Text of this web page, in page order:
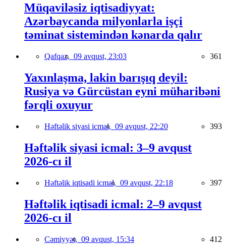
Müqaviləsiz iqtisadiyyat:
Azərbaycanda milyonlarla işçi
təminat sistemindən kənarda qalır
Qafqaz, 09 avqust, 23:03 361
Yaxınlaşma, lakin barışıq deyil:
Rusiya və Gürcüstan eyni müharibəni
fərqli oxuyur
Həftəlik siyasi icmal, 09 avqust, 22:20 393
Həftəlik siyasi icmal: 3–9 avqust
2026-cı il
Həftəlik iqtisadi icmal, 09 avqust, 22:18 397
Həftəlik iqtisadi icmal: 2–9 avqust
2026-cı il
Cəmiyyət, 09 avqust, 15:34 412